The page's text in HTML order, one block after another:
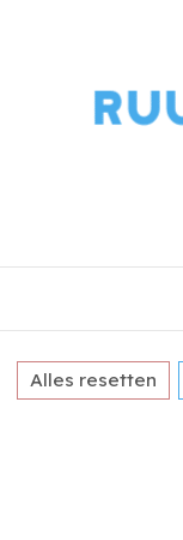
Alles resetten